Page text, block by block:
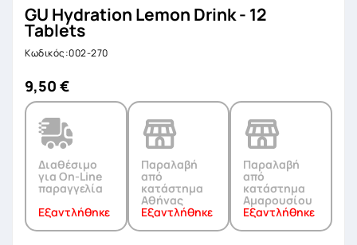
GU Hydration Lemon Drink - 12
Tablets
Κωδικός:002-270
9,50 €
Διαθέσιμο
για On-Line
παραγγελία
Εξαντλήθηκε
Παραλαβή
από
κατάστημα
Αθήνας
Εξαντλήθηκε
Παραλαβή
από
κατάστημα
Αμαρουσίου
Εξαντλήθηκε